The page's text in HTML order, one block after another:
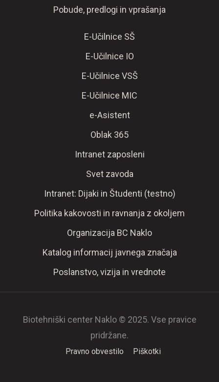
Pobude, predlogi in vprašanja
E-Učilnice SŠ
E-Učilnice IO
E-Učilnice VSŠ
E-Učilnice MIC
e-Asistent
Oblak 365
Intranet zaposleni
Svet zavoda
Intranet: Dijaki in Študenti (testno)
Politika kakovosti in ravnanja z okoljem
Organizacija BC Naklo
Katalog informacij javnega značaja
Poslanstvo, vizija in vrednote
Biotehniški center Naklo © 2025. Vse pravice
pridržane.
Pravno obvestilo Piškotki